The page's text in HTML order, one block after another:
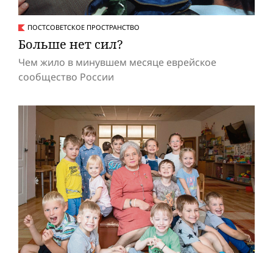
ПОСТСОВЕТСКОЕ ПРОСТРАНСТВО
Больше нет сил?
Чем жило в минувшем месяце еврейское
сообщество России